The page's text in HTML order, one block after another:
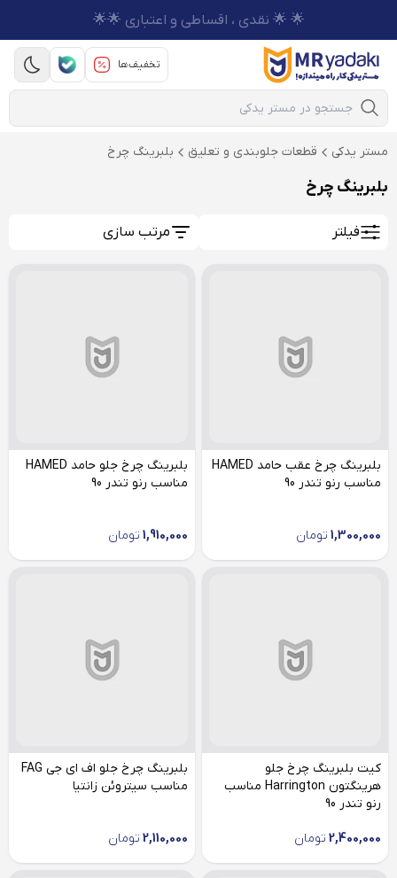
🌟 🌟 نقدی ، اقساطی و اعتباری 🌟🌟
تخفیف‌ها
Mobile Search
مستر یدکی قطعات جلوبندی و تعلیق بلبرینگ چرخ
بلبرینگ چرخ
فیلتر مرتب سازی
بلبرینگ چرخ عقب حامد HAMED
مناسب رنو تندر 90
1,300,000 تومان
بلبرینگ چرخ جلو حامد HAMED
مناسب رنو تندر 90
1,910,000 تومان
کیت بلبرینگ چرخ جلو
هرینگتون Harrington مناسب
رنو تندر 90
2,400,000 تومان
بلبرینگ چرخ جلو اف ای جی FAG
مناسب سیتروئن زانتیا
2,110,000 تومان